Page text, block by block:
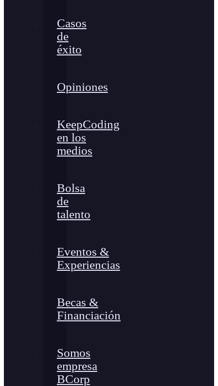
Casos
de
éxito
Opiniones
KeepCoding
en los
medios
Bolsa
de
talento
Eventos &
Experiencias
Becas &
Financiación
Somos
empresa
BCorp